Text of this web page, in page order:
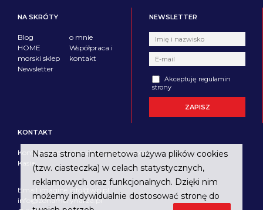
Nasza strona internetowa używa plików cookies
(tzw. ciasteczka) w celach statystycznych,
reklamowych oraz funkcjonalnych. Dzięki nim
możemy indywidualnie dostosować stronę do
NA SKRÓTY
Blog
HOME
morski sklep
Newsletter
o mnie
Współpraca i
kontakt
NEWSLETTER
Akceptuję regulamin
strony
KONTAKT
Kontaktujcie się śmiało i w każdej sprawie.
Kasia
Email imagine.info@wp.pl
info@zonamarynarza.pl